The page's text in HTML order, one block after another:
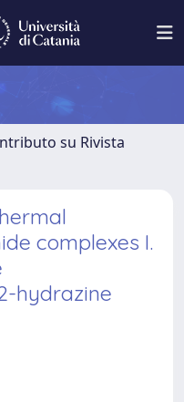
su Rivista
complexes I.
hydrazine